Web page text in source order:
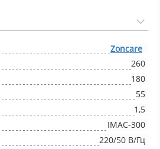
Zoncare
260
180
55
1,5
IMAC-300
220/50 В/Гц